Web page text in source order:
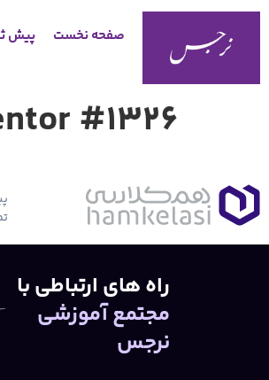
صفحه نخست پیش ثبت
#1326
راه های ارتباطی با
مجتمع آموزشی
نرجس